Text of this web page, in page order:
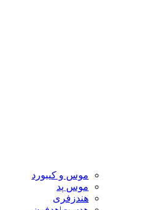
موس و کیبورد
موس پد
هندزفری